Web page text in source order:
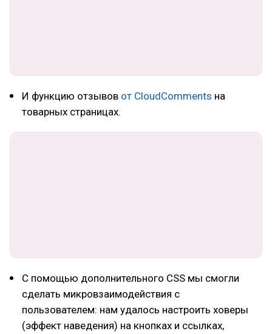
И функцию отзывов от CloudComments на
товарных страницах.
С помощью дополнительного CSS мы смогли
сделать микровзаимодействия с
пользователем: нам удалось настроить ховеры
(эффект наведения) на кнопках и ссылках,